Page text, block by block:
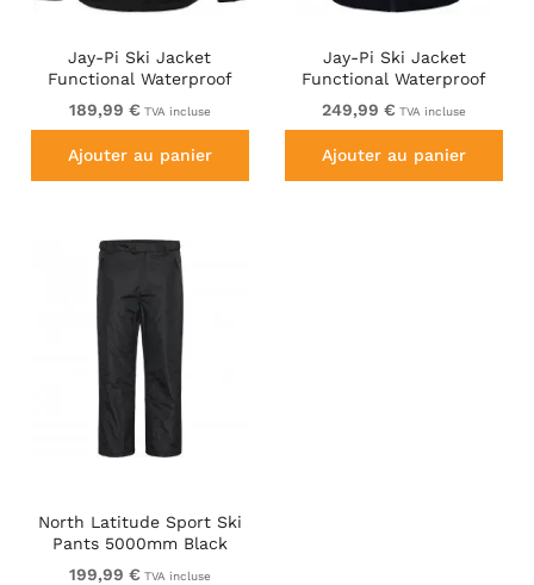
Jay-Pi Ski Jacket
Functional Waterproof
Windproof Breathable
Black
189,99 € TVA incluse
Ajouter au panier
Jay-Pi Ski Jacket
Functional Waterproof
Windproof Navy
249,99 € TVA incluse
Ajouter au panier
North Latitude Sport Ski
Pants 5000mm Black
199,99 € TVA incluse